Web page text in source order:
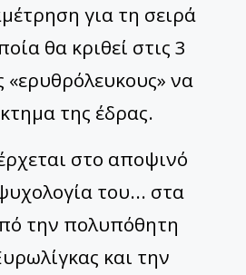
για τη σειρά
θα κριθεί στις 3
«ερυθρόλευκους» να
της έδρας.
στο αποψινό
του... στα
την πολυπόθητη
και την